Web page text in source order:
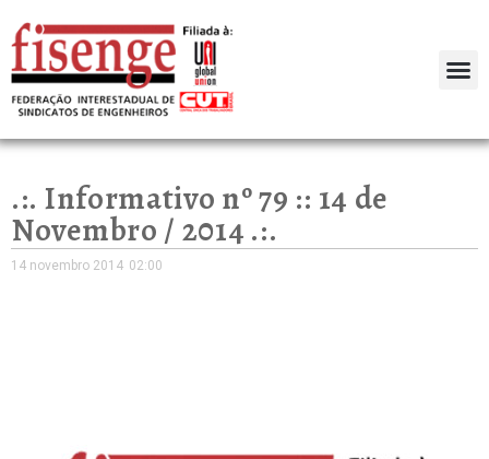
.:. Informativo nº 79 :: 14 de
Novembro / 2014 .:.
14 novembro 2014 02:00